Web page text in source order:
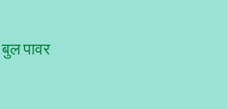
बुल पावर